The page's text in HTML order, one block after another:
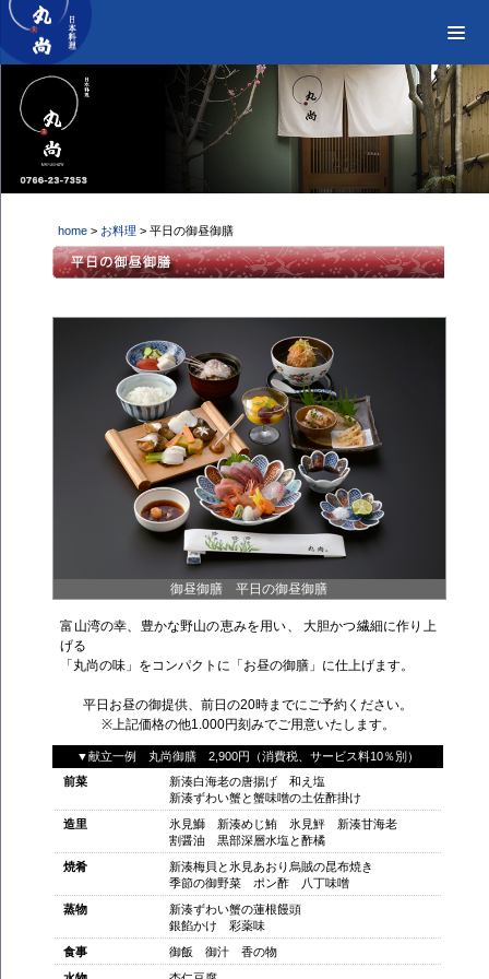
home > お料理 > 平日の御昼御膳
御昼御膳 平日の御昼御膳
富山湾の幸、豊かな野山の恵みを用い、 大胆かつ繊細に作り上
げる
「丸尚の味」をコンパクトに「お昼の御膳」に仕上げます。
平日お昼の御提供、前日の20時までにご予約ください。
※上記価格の他1.000円刻みでご用意いたします。
▼献立一例 丸尚御膳 2,900円（消費税、サービス料10％別）
前菜
新湊白海老の唐揚げ 和え塩
新湊ずわい蟹と蟹味噌の土佐酢掛け
造里
氷見鰤 新湊めじ鮪 氷見鮃 新湊甘海老
割醤油 黒部深層水塩と酢橘
焼肴
新湊梅貝と氷見あおり烏賊の昆布焼き
季節の御野菜 ポン酢 八丁味噌
蒸物
新湊ずわい蟹の蓮根饅頭
銀餡かけ 彩薬味
食事
御飯 御汁 香の物